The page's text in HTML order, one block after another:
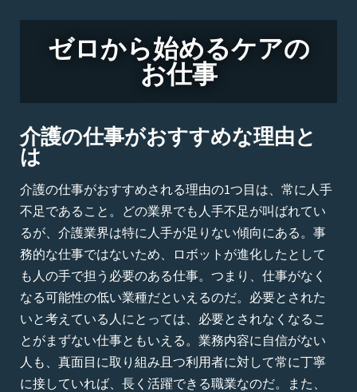
ゼロから始めるケアの
お仕事
介護の仕事がおすすめな理由と
は
介護の仕事がおすすめされる理由の1つ目は、常に人手
不足であること。どの業界でも人手不足が叫ばれてい
るが、介護業界は特に人手が足りない傾向にある。事
務的な仕事ではないため、ロボットが進化したとして
も人の手で担う必要のある仕事。つまり、仕事がなく
なる可能性の低い業種だといえるのだ。必要とされた
いと考えている人にとっては、必要とされなくなるこ
とがまずない仕事ともいえる。業務内容に自信がない
人も、真面目に取り組み且つ利用者に対して常に丁寧
に接していれば、長く活躍できる職業なのだ。また、